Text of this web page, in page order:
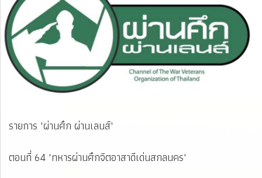
รายการ "ผ่านศึก ผ่านเลนส์"
ตอนที่ 64 "ทหารผ่านศึกจิตอาสาดีเด่นสกลนคร"